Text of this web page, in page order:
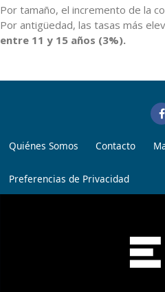
Por tamaño, el incremento de la
Por antigüedad, las tasas más
entre 11 y 15 años (3%).
Quiénes Somos Contacto
Preferencias de Privacidad